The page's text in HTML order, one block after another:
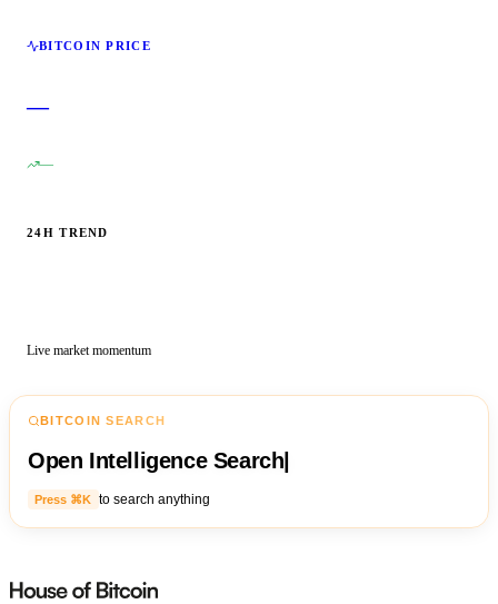
BITCOIN PRICE
—
—
24H TREND
Live market momentum
BITCOIN SEARCH
Open Intelligence Search|
Press ⌘K to search anything